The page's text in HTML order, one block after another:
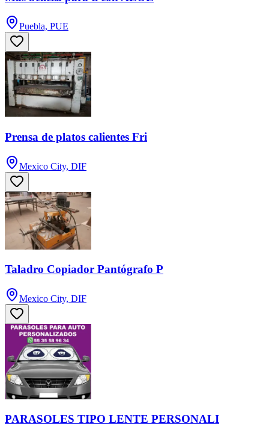
Puebla, PUE
Prensa de platos calientes Fri
Mexico City, DIF
Taladro Copiador Pantógrafo P
Mexico City, DIF
PARASOLES TIPO LENTE PERSONALI